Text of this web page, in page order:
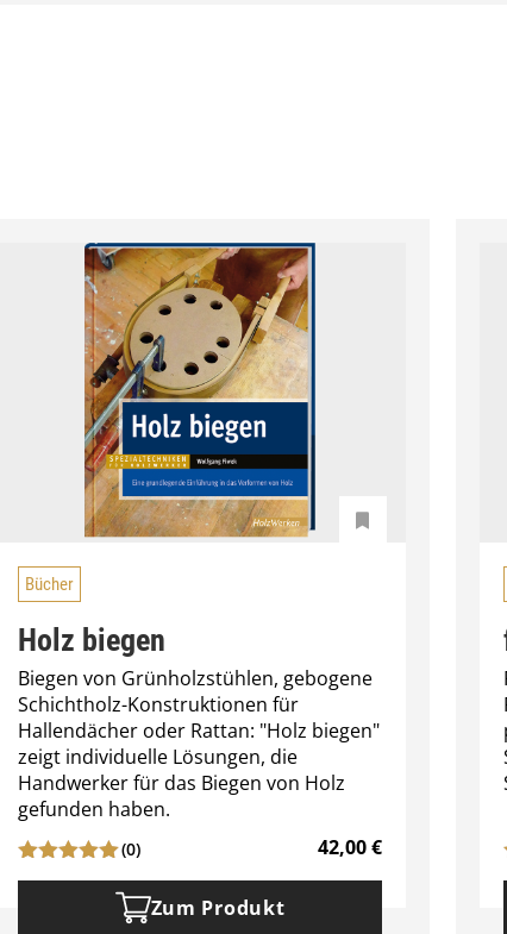
Bücher
Holz biegen
Biegen von Grünholzstühlen, gebogene
Schichtholz-Konstruktionen für
Hallendächer oder Rattan: "Holz biegen"
zeigt individuelle Lösungen, die
Handwerker für das Biegen von Holz
gefunden haben.
(0) 42,00€
Zum Produkt